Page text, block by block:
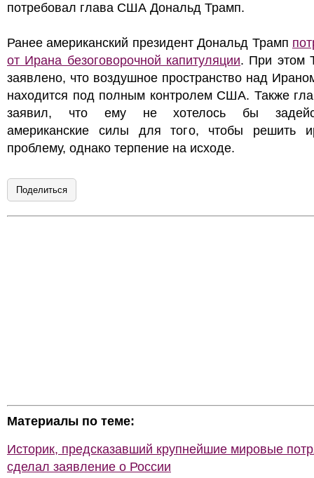
потребовал глава США Дональд Трамп.
Ранее американский президент Дональд Трамп
от Ирана безоговорочной капитуляции. При этом
заявлено, что воздушное пространство над
находится под полным контролем США. Также
заявил, что ему не хотелось бы
американские силы для того, чтобы решить
проблему, однако терпение на исходе.
Поделиться
Материалы по теме:
Историк, предсказавший крупнейшие мировые
сделал заявление о России